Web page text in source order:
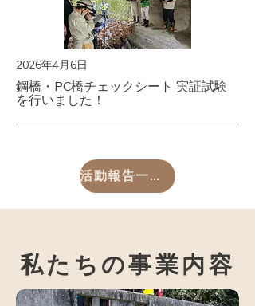
2026年4月6日
鋼橋・PC橋チェックシート 実証試験
を行いました！
活動報告一覧へ
​私たちの事業内容